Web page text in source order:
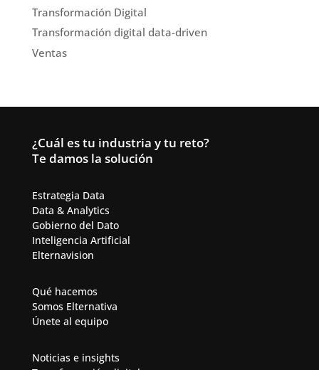
Transformación Digital
Transformación digital data-driven
Ventas
¿Cuál es tu industria y tu reto?
Te damos la solución
Estrategia Data
Data & Analytics​
Gobierno del Dato
Inteligencia Artificial​
Elternavision
Qué hacemos
Somos Elternativa
Únete al equipo
Noticias e insights